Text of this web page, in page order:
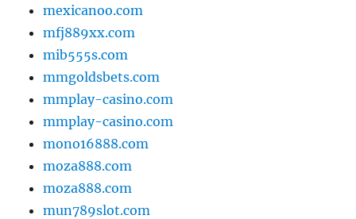
mexicanoo.com
mfj889xx.com
mib555s.com
mmgoldsbets.com
mmplay-casino.com
mmplay-casino.com
mono16888.com
moza888.com
moza888.com
mun789slot.com